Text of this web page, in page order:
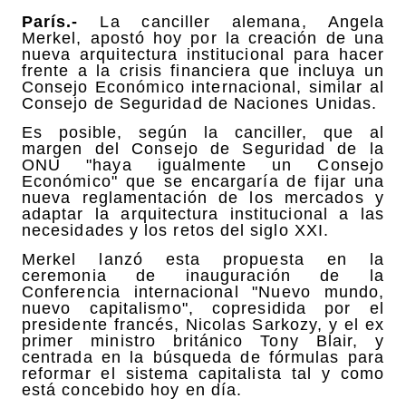
París.- La canciller alemana, Angela
Merkel, apostó hoy por la creación de una
nueva arquitectura institucional para hacer
frente a la crisis financiera que incluya un
Consejo Económico internacional, similar al
Consejo de Seguridad de Naciones Unidas.
Es posible, según la canciller, que al
margen del Consejo de Seguridad de la
ONU "haya igualmente un Consejo
Económico" que se encargaría de fijar una
nueva reglamentación de los mercados y
adaptar la arquitectura institucional a las
necesidades y los retos del siglo XXI.
Merkel lanzó esta propuesta en la
ceremonia de inauguración de la
Conferencia internacional "Nuevo mundo,
nuevo capitalismo", copresidida por el
presidente francés, Nicolas Sarkozy, y el ex
primer ministro británico Tony Blair, y
centrada en la búsqueda de fórmulas para
reformar el sistema capitalista tal y como
está concebido hoy en día.